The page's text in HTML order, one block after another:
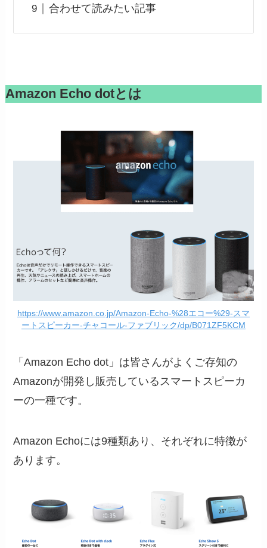
合わせて読みたい記事
Amazon Echo dotとは
https://www.amazon.co.jp/Amazon-Echo-%28エコー%29-スマ
ートスピーカー-チャコール-ファブリック/dp/B071ZF5KCM
「Amazon Echo dot」は皆さんがよくご存知の
Amazonが開発し販売しているスマートスピーカ
ーの一種です。
Amazon Echoには9種類あり、それぞれに特徴が
あります。